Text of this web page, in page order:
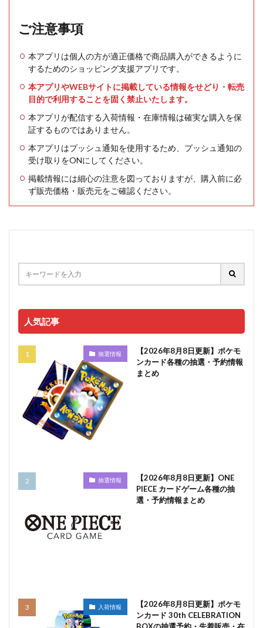
ご注意事項
本アプリは個人の方が適正価格で商品購入ができるように
するためのショッピング支援アプリです。
本アプリやWEBサイトに掲載している情報をせどり・転売
目的で利用することを固く禁止いたします。
本アプリが配信する入荷情報・在庫情報は確実な購入を保
証するものではありません。
本アプリはプッシュ通知を使用するため、プッシュ通知の
受け取りをONにしてください。
掲載情報には細心の注意を図っておりますが、購入前に必
ず販売価格・販売元をご確認ください。
人気記事
抽選情報
【2026年8月8日更新】ポケモ
ンカード各種の抽選・予約情報
まとめ
抽選情報
【2026年8月8日更新】ONE
PIECE カードゲーム各種の抽
選・予約情報まとめ
入荷情報
【2026年8月8日更新】ポケモ
ンカード 30th CELEBRATION